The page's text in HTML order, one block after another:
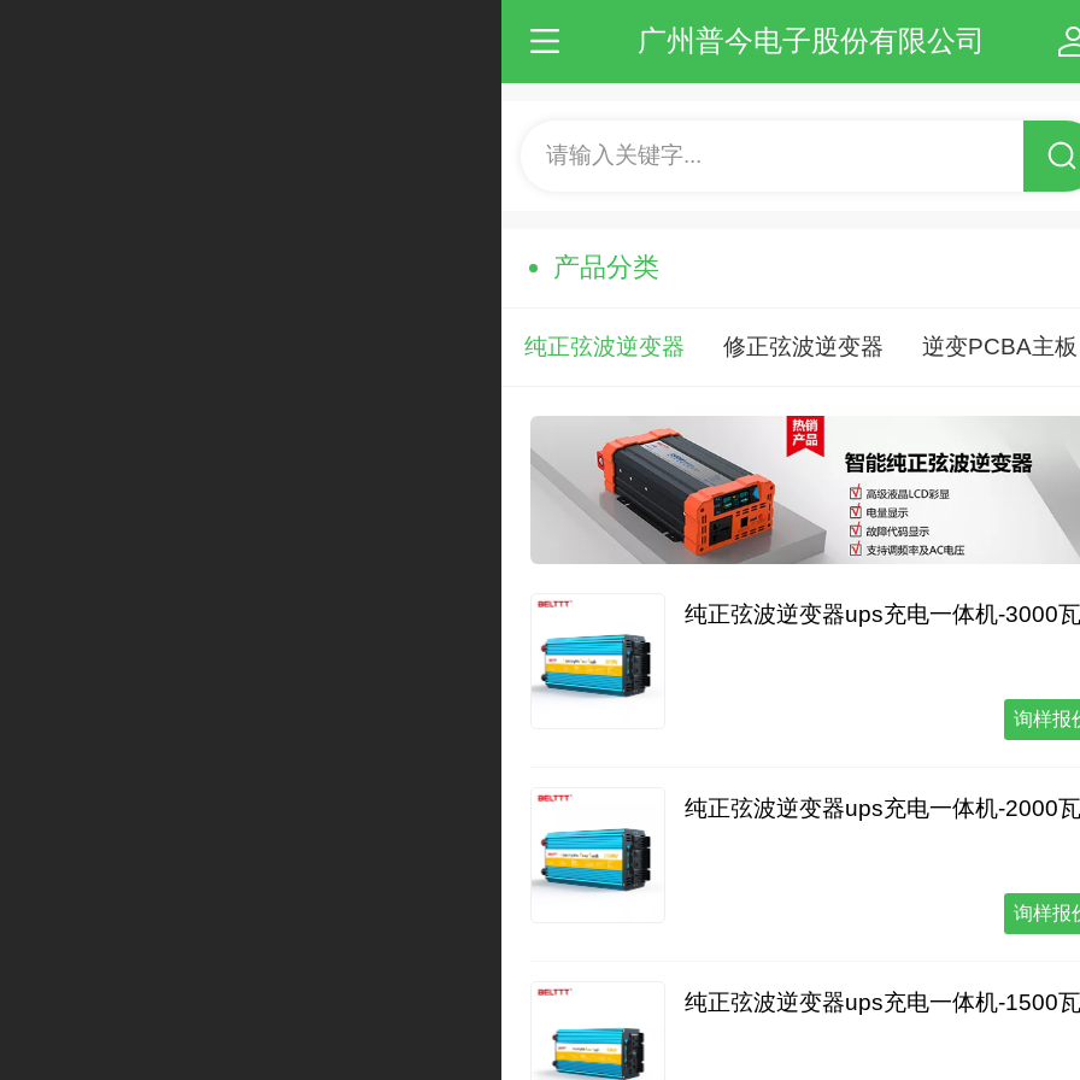
广州普今电子股份有限公司
请输入关键字...
产品分类
纯正弦波逆变器 修正弦波逆变器 逆变PCBA主板
纯正弦波逆变器ups充电一体机-3000瓦
询样报
纯正弦波逆变器ups充电一体机-2000瓦
询样报
纯正弦波逆变器ups充电一体机-1500瓦